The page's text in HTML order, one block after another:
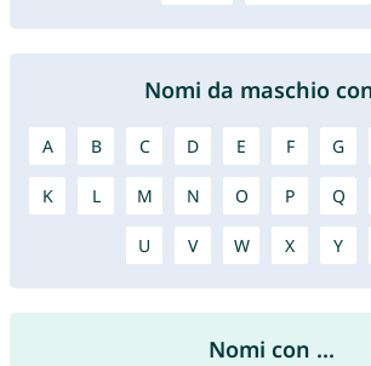
Nomi da maschio
A B C D E F G
K L M N O P Q
U V W X Y
Nomi con ...